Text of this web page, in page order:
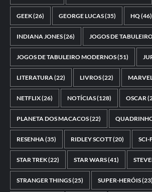
GEEK(26) GEORGE LUCAS(35) HQ(46)
INDIANA JONES(26) JOGOS DE
JOGOS DE TABULEIRO MODERNOS(51)
LITERATURA(22) LIVROS(22)
NETFLIX(26) NOTÍCIAS(128) OSCAR
PLANETA DOS MACACOS(22)
RESENHA(35) RIDLEY SCOTT(20) SCI-
STAR TREK(22) STAR WARS(41)
STRANGER THINGS(25) SUPER-HERÓIS(23)